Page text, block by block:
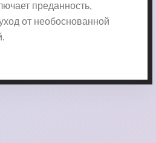
преданность,
от необоснованной